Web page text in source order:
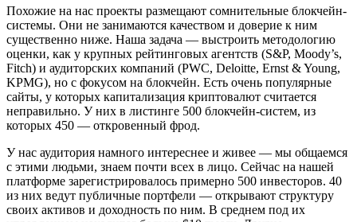
Похожие на нас проекты размещают сомнительные блокчейн-
системы. Они не занимаются качеством и доверие к ним
существенно ниже. Наша задача — выстроить методологию
оценки, как у крупных рейтинговых агентств (S&P, Moody’s,
Fitch) и аудиторских компаний (PWC, Deloitte, Ernst & Young,
KPMG), но с фокусом на блокчейн. Есть очень популярные
сайты, у которых капитализация криптовалют считается
неправильно. У них в листинге 500 блокчейн-систем, из
которых 450 — откровенный фрод.
У нас аудитория намного интереснее и живее — мы общаемся
с этими людьми, знаем почти всех в лицо. Сейчас на нашей
платформе зарегистрировалось примерно 500 инвесторов. 40
из них ведут публичные портфели — открывают структуру
своих активов и доходность по ним. В среднем под их